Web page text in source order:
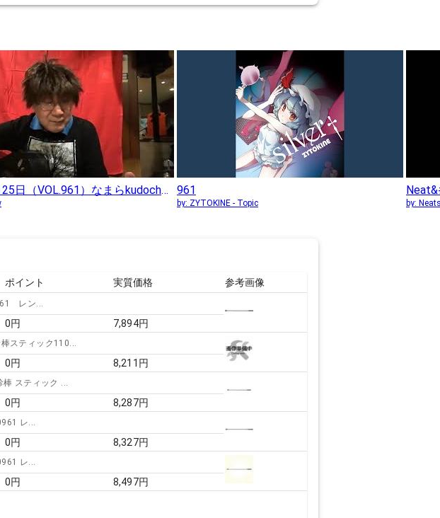
2020年3月25日（VOL.961）なまらkudochew 961
by: ZYTOKINE - Topic by:
ポイント 実質価格 参考画像
レン...
0円 7,894円
スティック110...
0円 8,211 円
スティック ...
0円 8,287円
レ...
0円 8,327円
レ...
0円 8,497円